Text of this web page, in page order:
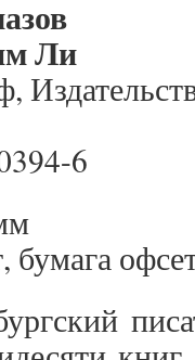
Ли
6
бумага